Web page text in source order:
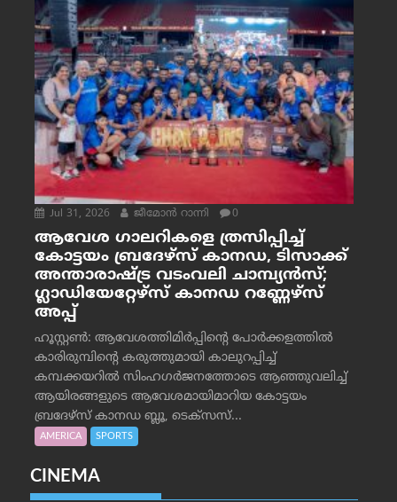
Jul 31, 2026 ജീമോന്‍ റാന്നി 0
ആവേശ ഗാലറികളെ ത്രസിപ്പിച്ച്
കോട്ടയം ബ്രദേഴ്‌സ് കാനഡ, ടിസാക്ക്
അന്താരാഷ്ട്ര വടംവലി ചാമ്പ്യന്‍സ്;
ഗ്ലാഡിയേറ്റേഴ്‌സ് കാനഡ റണ്ണേഴ്‌സ്
അപ്പ്
ഹൂസ്റ്റണ്‍: ആവേശത്തിമിര്‍പ്പിന്റെ പോര്‍ക്കളത്തില്‍
കാരിരുമ്പിന്റെ കരുത്തുമായി കാലുറപ്പിച്ച്
കമ്പക്കയറില്‍ സിംഹഗര്‍ജനത്തോടെ ആഞ്ഞുവലിച്ച്
ആയിരങ്ങളുടെ ആവേശമായിമാറിയ കോട്ടയം
ബ്രദേഴ്‌സ് കാനഡ ബ്ലൂ, ടെക്‌സസ്...
AMERICA SPORTS
CINEMA